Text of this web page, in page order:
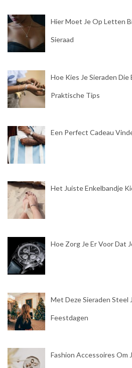
Hier Moet Je Op Letten
Sieraad
Hoe Kies Je Sieraden Die
Praktische Tips
Een Perfect Cadeau
Het Juiste Enkelbandje
Hoe Zorg Je Er Voor Dat
Met Deze Sieraden Steel
Feestdagen
Fashion Accessoires